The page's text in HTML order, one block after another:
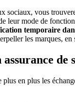
sociaux, vous
leur mode de
temporaire
les marques, en
de
en plus les